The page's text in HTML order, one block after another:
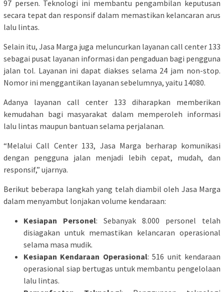
97 persen. Teknologi ini membantu pengambilan keputusan
secara tepat dan responsif dalam memastikan kelancaran arus
lalu lintas.
Selain itu, Jasa Marga juga meluncurkan layanan call center 133
sebagai pusat layanan informasi dan pengaduan bagi pengguna
jalan tol. Layanan ini dapat diakses selama 24 jam non-stop.
Nomor ini menggantikan layanan sebelumnya, yaitu 14080.
Adanya layanan call center 133 diharapkan memberikan
kemudahan bagi masyarakat dalam memperoleh informasi
lalu lintas maupun bantuan selama perjalanan.
“Melalui Call Center 133, Jasa Marga berharap komunikasi
dengan pengguna jalan menjadi lebih cepat, mudah, dan
responsif,” ujarnya.
Berikut beberapa langkah yang telah diambil oleh Jasa Marga
dalam menyambut lonjakan volume kendaraan:
Kesiapan Personel: Sebanyak 8.000 personel telah
disiagakan untuk memastikan kelancaran operasional
selama masa mudik.
Kesiapan Kendaraan Operasional: 516 unit kendaraan
operasional siap bertugas untuk membantu pengelolaan
lalu lintas.